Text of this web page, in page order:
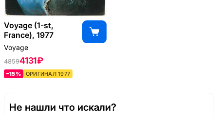
Voyage (1-st,
France), 1977
Voyage
48594131 ₽
–15% ОРИГИНАЛ 1977
Не нашли что искали?